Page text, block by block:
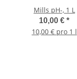
Mills pH-, 1 L
10,00 €*
10,00 € pro 1 l